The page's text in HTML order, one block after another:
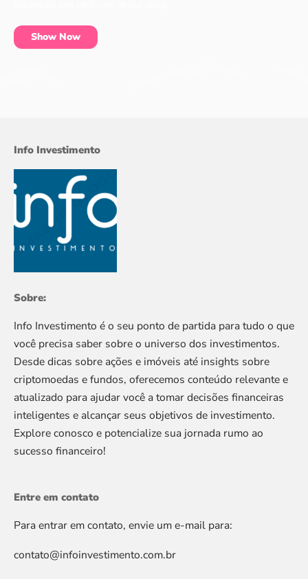
Show Now
Info Investimento
Sobre:
Info Investimento é o seu ponto de partida para tudo o que
você precisa saber sobre o universo dos investimentos.
Desde dicas sobre ações e imóveis até insights sobre
criptomoedas e fundos, oferecemos conteúdo relevante e
atualizado para ajudar você a tomar decisões financeiras
inteligentes e alcançar seus objetivos de investimento.
Explore conosco e potencialize sua jornada rumo ao
sucesso financeiro!
Entre em contato
Para entrar em contato, envie um e-mail para:
contato@infoinvestimento.com.br